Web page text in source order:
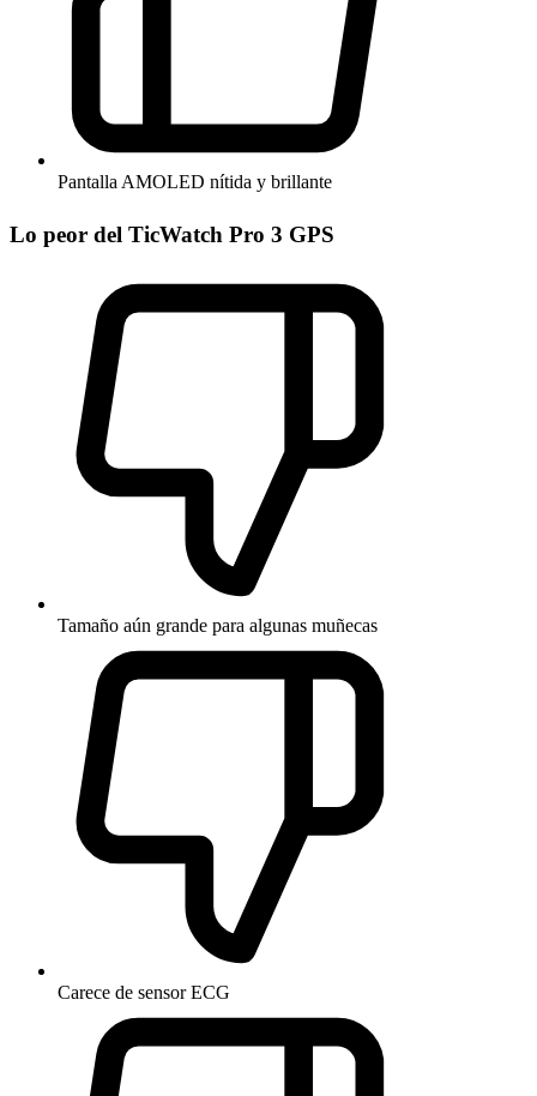
Pantalla AMOLED nítida y brillante
Lo peor del TicWatch Pro 3 GPS
Tamaño aún grande para algunas muñecas
Carece de sensor ECG